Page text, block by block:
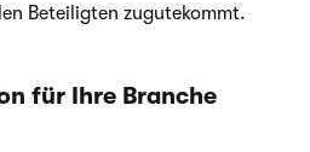
Beteiligten zugutekommt.
für Ihre Branche